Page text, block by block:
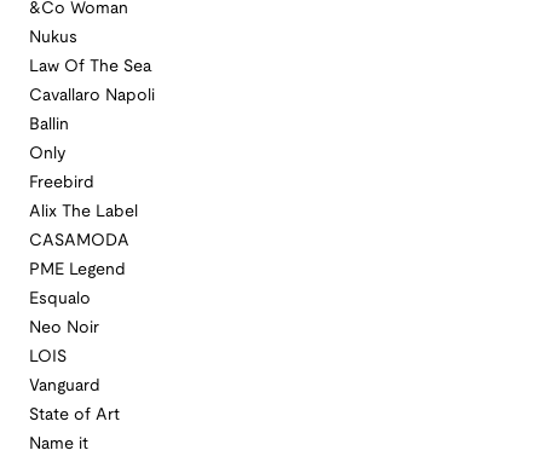
&Co Woman
Nukus
Law Of The Sea
Cavallaro Napoli
Ballin
Only
Freebird
Alix The Label
CASAMODA
PME Legend
Esqualo
Neo Noir
LOIS
Vanguard
State of Art
Name it